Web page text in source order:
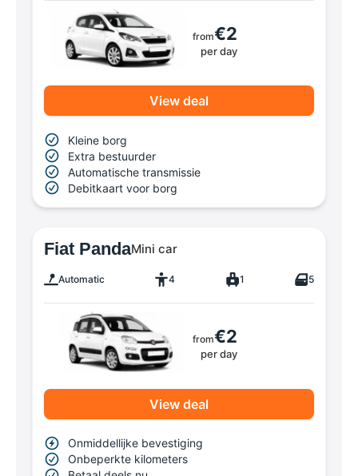
from€2
per day
View deal
Kleine borg
Extra bestuurder
Automatische transmissie
Debitkaart voor borg
Fiat PandaMini car
Automatic 4 1 5
from€2
per day
View deal
Onmiddellijke bevestiging
Onbeperkte kilometers